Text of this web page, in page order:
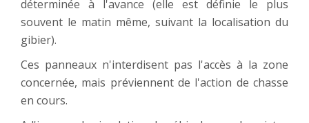
déterminée à l'avance (elle est définie le plus
souvent le matin même, suivant la localisation du
gibier).
Ces panneaux n'interdisent pas l'accès à la zone
concernée, mais préviennent de l'action de chasse
en cours.